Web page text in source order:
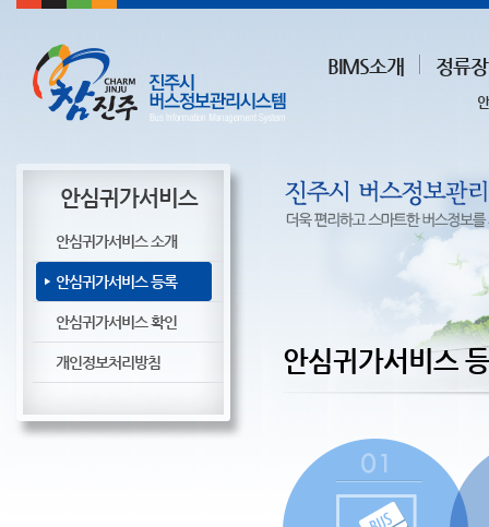
BIMS소개 정류
안심귀가서비스
안심귀가서비스 소개
안심귀가서비스 등록
안심귀가서비스 확인
개인정보처리방침 안심귀가서비스